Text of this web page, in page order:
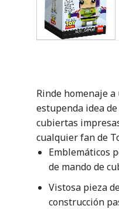
Rinde homenaje
estupenda idea
cubiertas
cualquier fan de
Emblemáticos
de mando de
Vistosa pieza
construcción